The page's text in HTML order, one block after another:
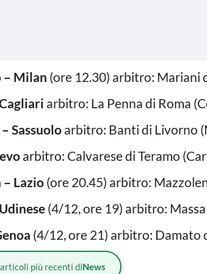
– Milan (ore 12.30) arbitro: Mariani
arbitro: La Penna di Roma
Sassuolo arbitro: Banti di Livorno
arbitro: Calvarese di Teramo
Lazio(ore 20.45) arbitro:
(4/12, ore 19) arbitro:
(4/12, ore 21) arbitro:
più recenti diNews